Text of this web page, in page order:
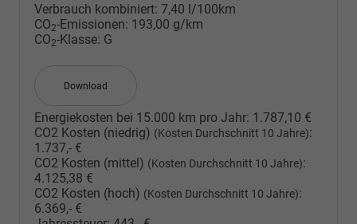
Verbrauch kombiniert: 7,40 l/100km
CO2-Emissionen: 193,00 g/km
CO2-Klasse: G
Download
Energiekosten bei 15.000 km pro Jahr: 1.787,10 €
CO2 Kosten (niedrig) (Kosten Durchschnitt 10 Jahre):
1.737,- €
CO2 Kosten (mittel) (Kosten Durchschnitt 10 Jahre):
4.125,38 €
CO2 Kosten (hoch) (Kosten Durchschnitt 10 Jahre):
6.369,- €